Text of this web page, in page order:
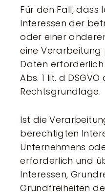
Für den Fall, dass
Interessen der
oder einer
eine
Daten
Abs. 1 lit. d DSGVO
Rechtsgrundlage.
Ist die
berechtigten
Unternehmens
erforderlich und
Interessen,
Grundfreiheiten